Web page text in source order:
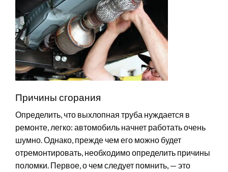
Причины сгорания
Определить, что выхлопная труба нуждается в
ремонте, легко: автомобиль начнет работать очень
шумно. Однако, прежде чем его можно будет
отремонтировать, необходимо определить причины
поломки. Первое, о чем следует помнить, — это